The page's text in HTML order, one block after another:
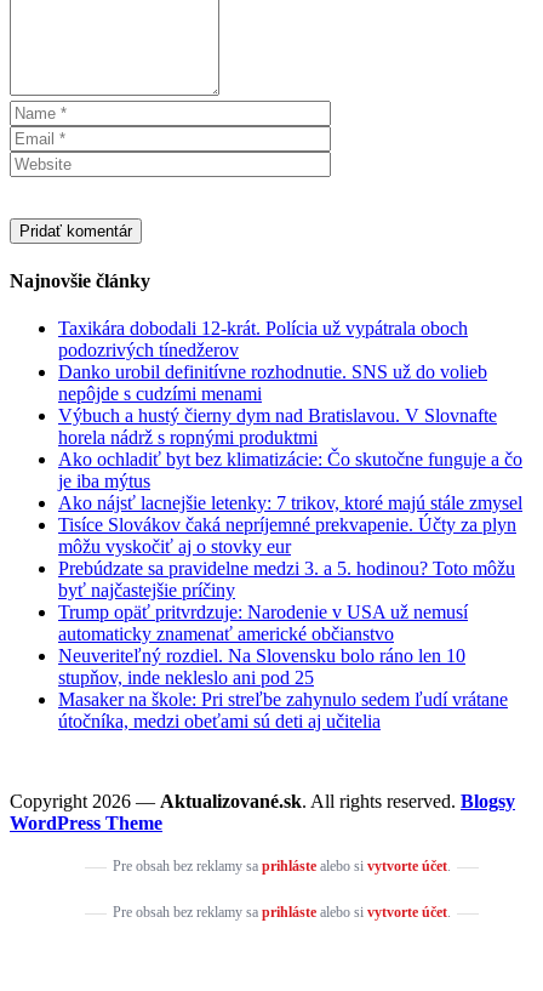
Najnovšie články
Taxikára dobodali 12-krát. Polícia už vypátrala oboch
podozrivých tínedžerov
Danko urobil definitívne rozhodnutie. SNS už do volieb
nepôjde s cudzími menami
Výbuch a hustý čierny dym nad Bratislavou. V Slovnafte
horela nádrž s ropnými produktmi
Ako ochladiť byt bez klimatizácie: Čo skutočne funguje a čo
je iba mýtus
Ako nájsť lacnejšie letenky: 7 trikov, ktoré majú stále zmysel
Tisíce Slovákov čaká nepríjemné prekvapenie. Účty za plyn
môžu vyskočiť aj o stovky eur
Prebúdzate sa pravidelne medzi 3. a 5. hodinou? Toto môžu
byť najčastejšie príčiny
Trump opäť pritvrdzuje: Narodenie v USA už nemusí
automaticky znamenať americké občianstvo
Neuveriteľný rozdiel. Na Slovensku bolo ráno len 10
stupňov, inde nekleslo ani pod 25
Masaker na škole: Pri streľbe zahynulo sedem ľudí vrátane
útočníka, medzi obeťami sú deti aj učitelia
Copyright 2026 — Aktualizované.sk. All rights reserved. Blogsy
WordPress Theme
Pre obsah bez reklamy sa prihlástealebo si vytvorte účet.